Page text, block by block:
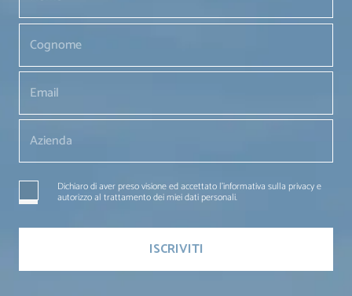
Dichiaro di aver preso visione ed accettato l'informativa sulla privacy e
autorizzo al trattamento dei miei dati personali.